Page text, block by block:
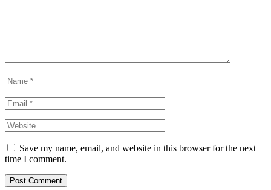
Save my name, email, and website in this browser for the next
time I comment.